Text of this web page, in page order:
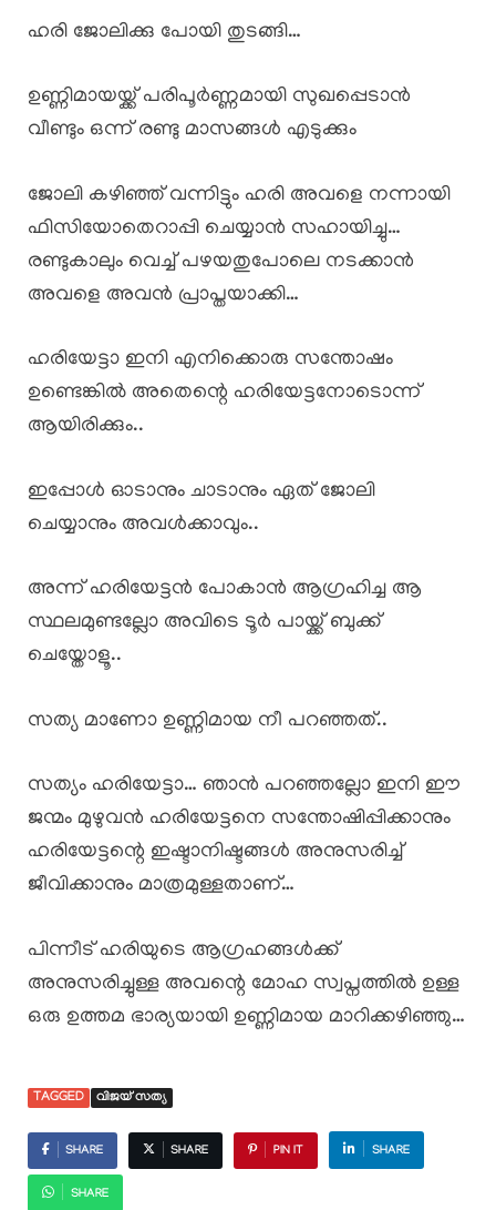
ഹരി ജോലിക്കു പോയി തുടങ്ങി…
ഉണ്ണിമായയ്ക്ക് പരിപൂർണ്ണമായി സുഖപ്പെടാൻ
വീണ്ടും ഒന്ന് രണ്ടു മാസങ്ങൾ എടുക്കും
ജോലി കഴിഞ്ഞ് വന്നിട്ടും ഹരി അവളെ നന്നായി
ഫിസിയോതെറാപ്പി ചെയ്യാൻ സഹായിച്ചു…
രണ്ടുകാലും വെച്ച് പഴയതുപോലെ നടക്കാൻ
അവളെ അവൻ പ്രാപ്തയാക്കി…
ഹരിയേട്ടാ ഇനി എനിക്കൊരു സന്തോഷം
ഉണ്ടെങ്കിൽ അതെന്റെ ഹരിയേട്ടനോടൊന്ന്
ആയിരിക്കും..
ഇപ്പോൾ ഓടാനും ചാടാനും ഏത് ജോലി
ചെയ്യാനും അവൾക്കാവും..
അന്ന് ഹരിയേട്ടൻ പോകാൻ ആഗ്രഹിച്ച ആ
സ്ഥലമുണ്ടല്ലോ അവിടെ ടൂർ പായ്ക്ക് ബുക്ക്
ചെയ്തോളൂ..
സത്യ മാണോ ഉണ്ണിമായ നീ പറഞ്ഞത്..
സത്യം ഹരിയേട്ടാ… ഞാൻ പറഞ്ഞല്ലോ ഇനി ഈ
ജന്മം മുഴുവൻ ഹരിയേട്ടനെ സന്തോഷിപ്പിക്കാനും
ഹരിയേട്ടന്റെ ഇഷ്ടാനിഷ്ടങ്ങൾ അനുസരിച്ച്
ജീവിക്കാനും മാത്രമുള്ളതാണ്…
പിന്നീട് ഹരിയുടെ ആഗ്രഹങ്ങൾക്ക്
അനുസരിച്ചുള്ള അവന്റെ മോഹ സ്വപ്നത്തിൽ ഉള്ള
ഒരു ഉത്തമ ഭാര്യയായി ഉണ്ണിമായ മാറിക്കഴിഞ്ഞു…
TAGGED വിജയ് സത്യ
SHARE SHARE PIN IT SHARE
SHARE